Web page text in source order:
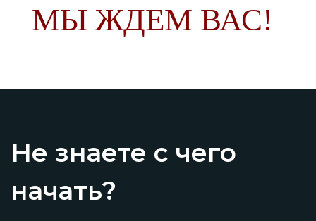
МЫ ЖДЕМ ВАС!
Не знаете с чего
начать?